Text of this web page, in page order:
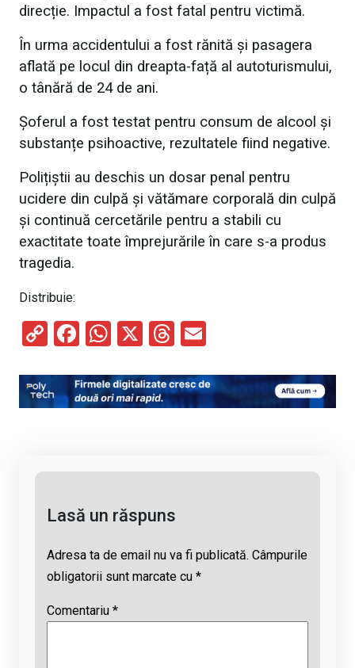
direcție. Impactul a fost fatal pentru victimă.
În urma accidentului a fost rănită și pasagera
aflată pe locul din dreapta-față al autoturismului,
o tânără de 24 de ani.
Șoferul a fost testat pentru consum de alcool și
substanțe psihoactive, rezultatele fiind negative.
Polițiștii au deschis un dosar penal pentru
ucidere din culpă și vătămare corporală din culpă
și continuă cercetările pentru a stabili cu
exactitate toate împrejurările în care s-a produs
tragedia.
Distribuie:
C
py
Li
F
ce
b
W
at
s
X
T
e
a
ail
Lasă un răspuns
Adresa ta de email nu va fi publicată. Câmpurile
obligatorii sunt marcate cu *
Comentariu *